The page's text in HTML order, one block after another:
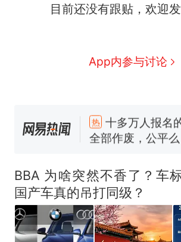
目前还没有跟贴，欢迎
App内参与讨论
热 十多万人报名
全部作废，公平么
交5060元才肯搬
眼了……
空调24小时开着
电力部门回应
视频丨只要一枚
母瘫痪 轰-6J实力
BBA 为啥突然不香了？车
国产车真的吊打同级？